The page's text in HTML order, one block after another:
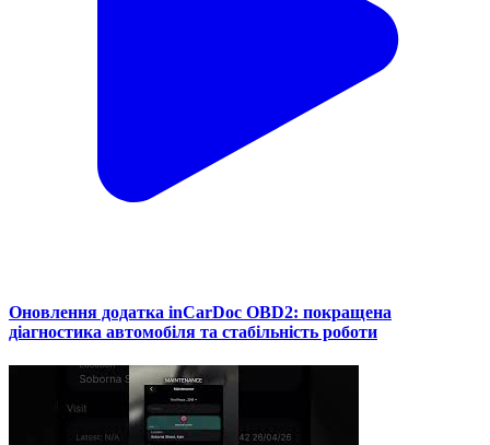
Оновлення додатка inCarDoc OBD2: покращена
діагностика автомобіля та стабільність роботи